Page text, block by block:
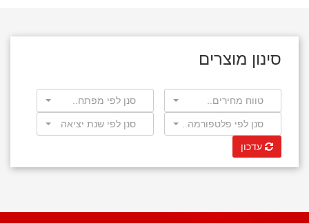
סינון מוצרים
טווח מחירים.. סנן לפי מפתח..
סנן לפי פלטפורמה.. סנן לפי שנת יציאה
עדכון